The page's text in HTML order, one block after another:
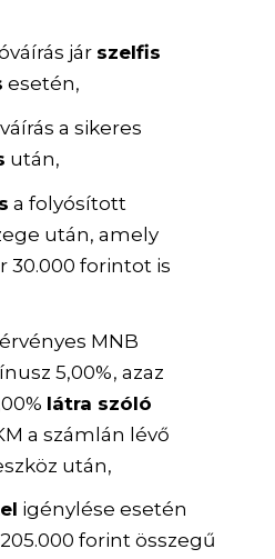
jár szelfis
esetén,
a sikeres
után,
a folyósított
után, amely
30.000 forintot is
MNB
5,00%, azaz
látra szóló
a számlán lévő
után,
igénylése esetén
forint összegű